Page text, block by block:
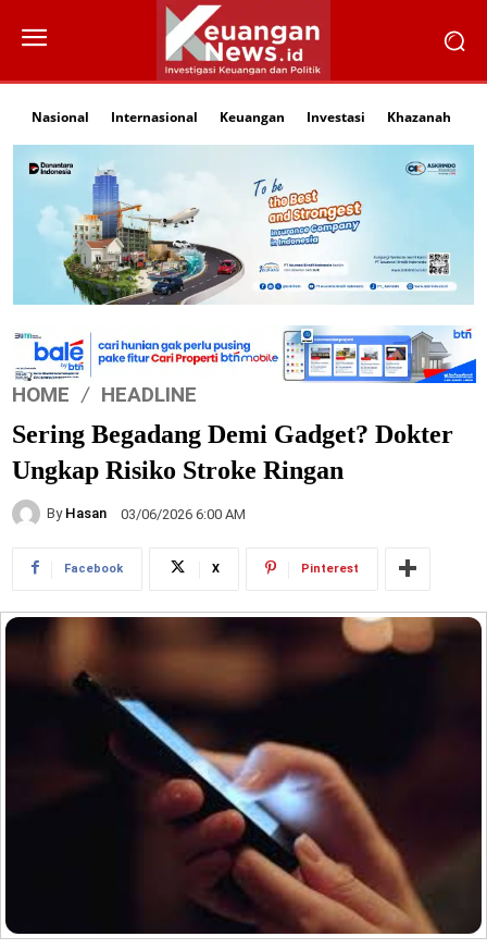
Nasional Internasional Keuangan Investasi Khazanah
HOME HEADLINE
Sering Begadang Demi Gadget? Dokter
Ungkap Risiko Stroke Ringan
By Hasan 03/06/2026 6:00 AM
Facebook X Pinterest